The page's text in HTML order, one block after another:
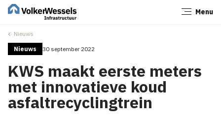
Menu
Nieuws
Nieuws 30 september 2022
KWS maakt eerste meters
met innovatieve koud
asfaltrecyclingtrein
Sluiten